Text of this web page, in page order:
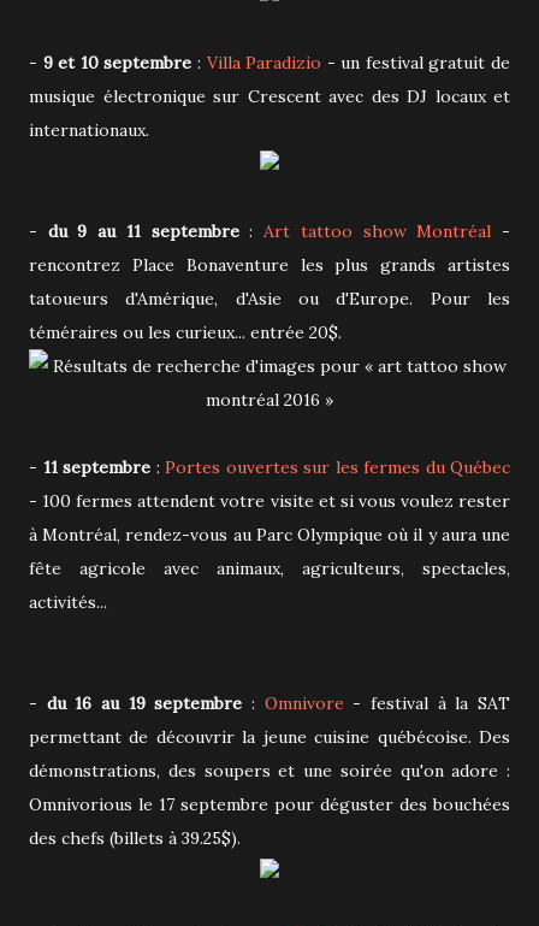
- 9 et 10 septembre : Villa Paradizio - un festival gratuit de
musique électronique sur Crescent avec des DJ locaux et
internationaux.
- du 9 au 11 septembre:Art tattoo show Montréal -
rencontrez Place Bonaventure les plus grands artistes
tatoueurs d'Amérique, d'Asie ou d'Europe. Pour les
téméraires ou les curieux... entrée 20$.
- 11 septembre : Portes ouvertes sur les fermes du Québec
- 100 fermes attendent votre visite et si vous voulez rester
à Montréal, rendez-vous au Parc Olympique où il y aura une
fête agricole avec animaux, agriculteurs, spectacles,
activités...
- du 16 au 19 septembre : Omnivore - festival à la SAT
permettant de découvrir la jeune cuisine québécoise. Des
démonstrations, des soupers et une soirée qu'on adore :
Omnivorious le 17 septembre pour déguster des bouchées
des chefs (billets à 39.25$).